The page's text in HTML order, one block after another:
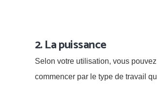
2. La puissance
Selon votre utilisation, vous
commencer par le type de travail